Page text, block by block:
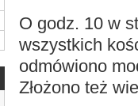
O godz. 10 w
wszystkich
odmówiono
Złożono też